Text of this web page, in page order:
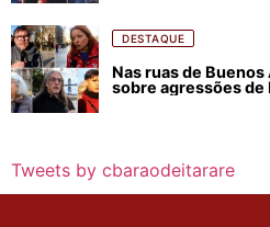
DESTAQUE
Nas ruas de
sobre agressões de
Tweets by cbaraodeitarare